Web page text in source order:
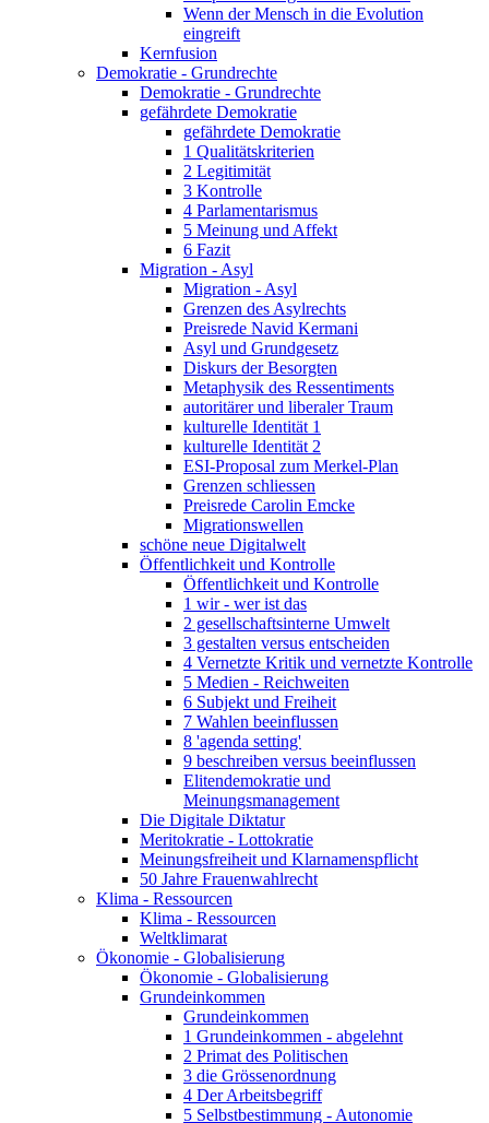
Wenn der Mensch in die Evolution
eingreift
Kernfusion
Demokratie - Grundrechte
Demokratie - Grundrechte
gefährdete Demokratie
gefährdete Demokratie
1 Qualitätskriterien
2 Legitimität
3 Kontrolle
4 Parlamentarismus
5 Meinung und Affekt
6 Fazit
Migration - Asyl
Migration - Asyl
Grenzen des Asylrechts
Preisrede Navid Kermani
Asyl und Grundgesetz
Diskurs der Besorgten
Metaphysik des Ressentiments
autoritärer und liberaler Traum
kulturelle Identität 1
kulturelle Identität 2
ESI-Proposal zum Merkel-Plan
Grenzen schliessen
Preisrede Carolin Emcke
Migrationswellen
schöne neue Digitalwelt
Öffentlichkeit und Kontrolle
Öffentlichkeit und Kontrolle
1 wir - wer ist das
2 gesellschaftsinterne Umwelt
3 gestalten versus entscheiden
4 Vernetzte Kritik und vernetzte Kontrolle
5 Medien - Reichweiten
6 Subjekt und Freiheit
7 Wahlen beeinflussen
8 'agenda setting'
9 beschreiben versus beeinflussen
Elitendemokratie und
Meinungsmanagement
Die Digitale Diktatur
Meritokratie - Lottokratie
Meinungsfreiheit und Klarnamenspflicht
50 Jahre Frauenwahlrecht
Klima - Ressourcen
Klima - Ressourcen
Weltklimarat
Ökonomie - Globalisierung
Ökonomie - Globalisierung
Grundeinkommen
Grundeinkommen
1 Grundeinkommen - abgelehnt
2 Primat des Politischen
3 die Grössenordnung
4 Der Arbeitsbegriff
5 Selbstbestimmung - Autonomie